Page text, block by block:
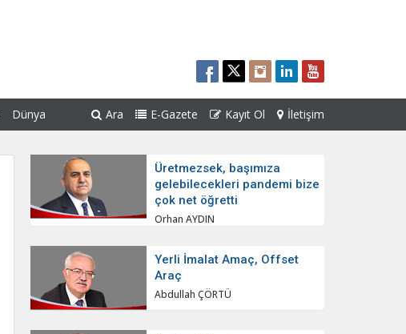
Dünya Ara E-Gazete Kayıt Ol İletişim
Üretmezsek, başımıza
gelebilecekleri pandemi bize
çok net öğretti
Orhan AYDIN
Yerli İmalat Amaç, Offset
Araç
Abdullah ÇÖRTÜ